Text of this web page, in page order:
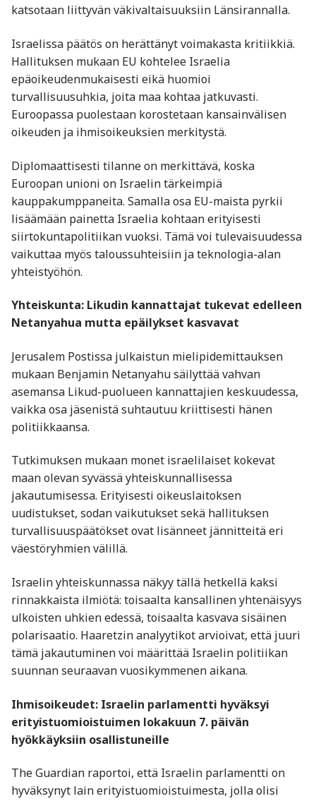
katsotaan liittyvän väkivaltaisuuksiin Länsirannalla.
Israelissa päätös on herättänyt voimakasta kritiikkiä.
Hallituksen mukaan EU kohtelee Israelia
epäoikeudenmukaisesti eikä huomioi
turvallisuusuhkia, joita maa kohtaa jatkuvasti.
Euroopassa puolestaan korostetaan kansainvälisen
oikeuden ja ihmisoikeuksien merkitystä.
Diplomaattisesti tilanne on merkittävä, koska
Euroopan unioni on Israelin tärkeimpiä
kauppakumppaneita. Samalla osa EU-maista pyrkii
lisäämään painetta Israelia kohtaan erityisesti
siirtokuntapolitiikan vuoksi. Tämä voi tulevaisuudessa
vaikuttaa myös taloussuhteisiin ja teknologia-alan
yhteistyöhön.
Yhteiskunta: Likudin kannattajat tukevat edelleen
Netanyahua mutta epäilykset kasvavat
Jerusalem Postissa julkaistun mielipidemittauksen
mukaan Benjamin Netanyahusäilyttää vahvan
asemansa Likud-puolueen kannattajien keskuudessa,
vaikka osa jäsenistä suhtautuu kriittisesti hänen
politiikkaansa.
Tutkimuksen mukaan monet israelilaiset kokevat
maan olevan syvässä yhteiskunnallisessa
jakautumisessa. Erityisesti oikeuslaitoksen
uudistukset, sodan vaikutukset sekä hallituksen
turvallisuuspäätökset ovat lisänneet jännitteitä eri
väestöryhmien välillä.
Israelin yhteiskunnassa näkyy tällä hetkellä kaksi
rinnakkaista ilmiötä: toisaalta kansallinen yhtenäisyys
ulkoisten uhkien edessä, toisaalta kasvava sisäinen
polarisaatio. Haaretzin analyytikot arvioivat, että juuri
tämä jakautuminen voi määrittää Israelin politiikan
suunnan seuraavan vuosikymmenen aikana.
Ihmisoikeudet: Israelin parlamentti hyväksyi
erityistuomioistuimen lokakuun 7. päivän
hyökkäyksiin osallistuneille
The Guardian raportoi, että Israelin parlamentti on
hyväksynyt lain erityistuomioistuimesta, jolla olisi